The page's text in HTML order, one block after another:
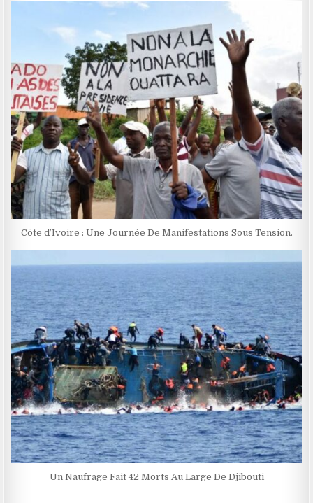
Côte d’Ivoire : Une Journée De Manifestations Sous Tension.
Un Naufrage Fait 42 Morts Au Large De Djibouti